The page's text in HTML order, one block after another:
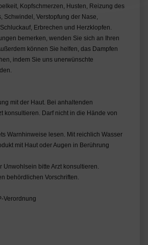
Kopfschmerzen, Husten, Reizung des
Schwindel, Verstopfung der Nase,
Erbrechen und Herzklopfen.
bemerken, wenden Sie sich an Ihren
können Sie helfen, das Dampfen
indem Sie uns unerwünschte
mit der Haut. Bei anhaltenden
konsultieren. Darf nicht in die Hände von
Warnhinweise lesen. Mit reichlich Wasser
mit Haut oder Augen in Berührung
Unwohlsein bitte Arzt konsultieren.
behördlichen Vorschriften.
Verordnung